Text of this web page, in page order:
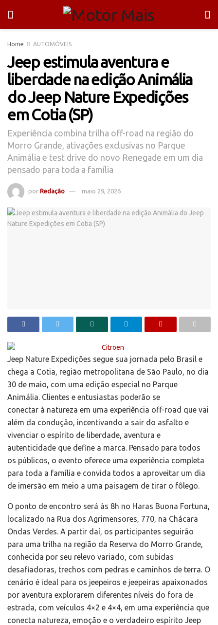
Home AUTOMÓVEIS
Jeep estimula aventura e
liberdade na edição Animália
do Jeep Nature Expedições
em Cotia (SP)
Experiência combina trilha off-road na região do
Morro Grande, ativações exclusivas no Parque
Animália e test drive do novo Renegade em um dia
pensado para toda a família
por Redação maio 29, 2026
Jeep Nature Expedições segue sua jornada pelo Brasil e
chega a Cotia, região metropolitana de São Paulo, no dia
30 de maio, com uma edição especial no Parque
Animália. Clientes e entusiastas poderão se
conectar à natureza em uma experiência off-road que vai
além da condução, incentivando a sair do asfalto e
vivenciar o espírito de liberdade, aventura e
autenticidade que define a marca. Pensado para todos
os públicos, o evento oferece uma experiência completa
para toda a família e convida todos a aproveitar um dia
de imersão em meio a uma paisagem de tirar o fôlego.
O ponto de encontro será às 8h no Haras Buona Fortuna,
localizado na Rua dos Agrimensores, 770, na Chácara
Ondas Verdes. A partir daí, os participantes seguirão
para uma trilha na região da Reserva do Morro Grande,
conhecida por seu relevo variado, com subidas
desafiadoras, trechos com pedras e caminhos de terra. O
cenário é ideal para os jeepeiros e jeepeiras apaixonados
por aventura explorarem diferentes níveis do fora de
estrada, com veículos 4×2 e 4×4, em uma experiência que
conecta natureza, emoção e o verdadeiro espírito Jeep